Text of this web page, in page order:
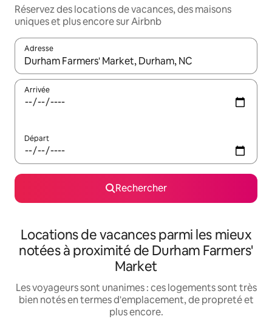
Réservez des locations de vacances, des maisons
uniques et plus encore sur Airbnb
Adresse
Lorsque les résultats s'affichent, utilisez les flèches vers le
Arrivée
Départ
Rechercher
Locations de vacances parmi les mieux
notées à proximité de Durham Farmers'
Market
Les voyageurs sont unanimes : ces logements sont très
bien notés en termes d'emplacement, de propreté et
plus encore.